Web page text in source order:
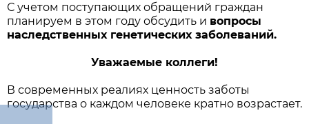
С учетом поступающих обращений граждан
планируем в этом году обсудить и вопросы
наследственных генетических заболеваний.
Уважаемые коллеги!
В современных реалиях ценность заботы
государства о каждом человеке кратно возрастает.